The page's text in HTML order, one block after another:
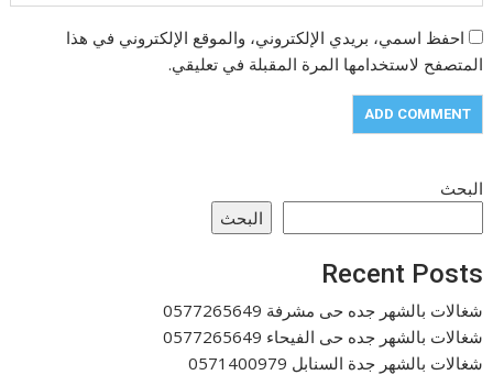
احفظ اسمي، بريدي الإلكتروني، والموقع الإلكتروني في هذا
المتصفح لاستخدامها المرة المقبلة في تعليقي.
البحث
البحث
Recent Posts
شغالات بالشهر جده حى مشرفة 0577265649
شغالات بالشهر جده حى الفيحاء 0577265649
شغالات بالشهر جدة السنابل 0571400979